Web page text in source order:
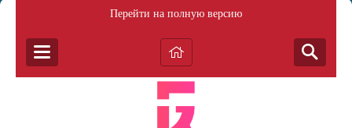
Перейти на полную версию